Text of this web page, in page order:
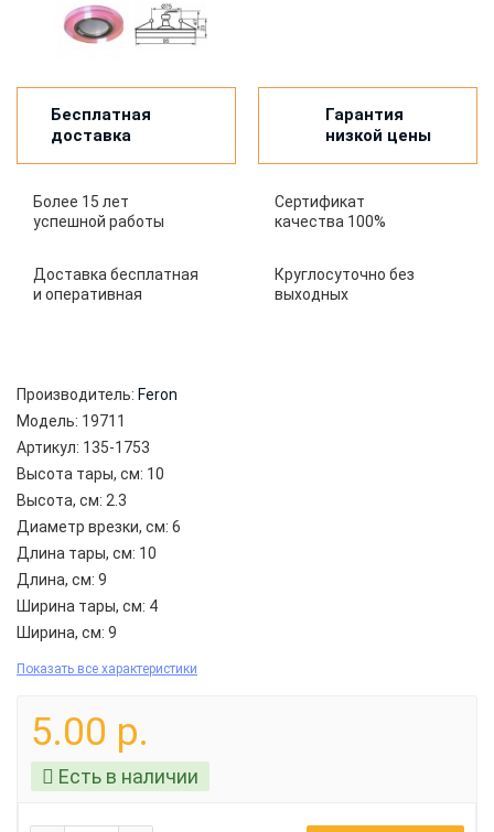
Бесплатная
доставка
Гарантия
низкой цены
Более 15 лет
успешной работы
Сертификат
качества 100%
Доставка бесплатная
и оперативная
Круглосуточно без
выходных
Производитель: Feron
Модель: 19711
Артикул: 135-1753
Высота тары, см: 10
Высота, см: 2.3
Диаметр врезки, см: 6
Длина тары, см: 10
Длина, см: 9
Ширина тары, см: 4
Ширина, см: 9
Показать все характеристики
5.00 р.
Есть в наличии